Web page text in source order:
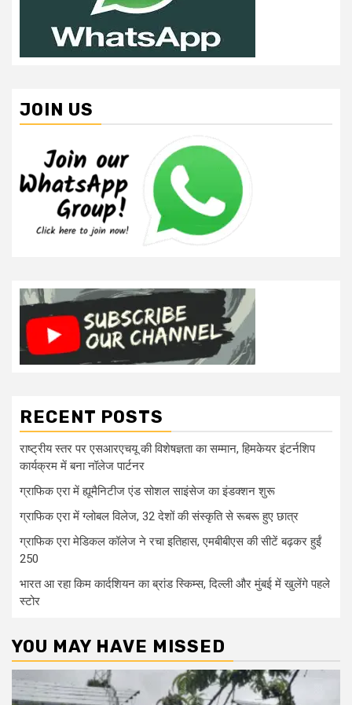
JOIN US
RECENT POSTS
राष्ट्रीय स्तर पर एसआरएचयू की विशेषज्ञता का सम्मान, हिमकेयर इंटर्नशिप
कार्यक्रम में बना नॉलेज पार्टनर
ग्राफिक एरा में ह्यूमैनिटीज एंड सोशल साइंसेज का इंडक्शन शुरू
ग्राफिक एरा में ग्लोबल विलेज, 32 देशों की संस्कृति से रूबरू हुए छात्र
ग्राफिक एरा मेडिकल कॉलेज ने रचा इतिहास, एमबीबीएस की सीटें बढ़कर हुईं
250
भारत आ रहा किम कार्दशियन का ब्रांड स्किम्स, दिल्ली और मुंबई में खुलेंगे पहले
स्टोर
YOU MAY HAVE MISSED